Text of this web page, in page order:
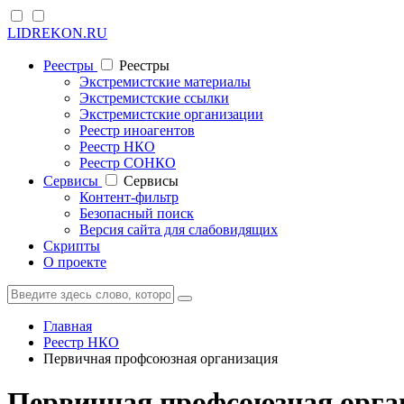
LIDREKON.RU
Реестры
Реестры
Экстремистские материалы
Экстремистские ссылки
Экстремистские организации
Реестр иноагентов
Реестр НКО
Реестр СОНКО
Cервисы
Cервисы
Контент-фильтр
Безопасный поиск
Версия сайта для слабовидящих
Скрипты
О проекте
Главная
Реестр НКО
Первичная профсоюзная организация